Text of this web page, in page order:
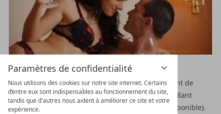
Paramètres de confidentialité
Nous utilisons des cookies sur notre site internet. Certains
d’entre eux sont indispensables au fonctionnement du site,
tandis que d'autres nous aident à améliorer ce site et votre
expérience.
Message d’amour romantique
À votre arrivée en chambre : 2 roses, un assortiment de
pralines irrésistibles et une bouteille de Secco pétillant
(version sans alcool « Rosenzauber » également disponible).